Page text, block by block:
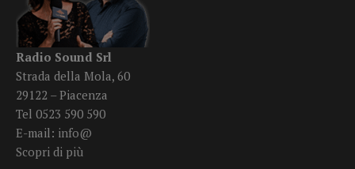
Radio Sound Srl
Strada della Mola, 60
29122 – Piacenza
Tel 0523 590 590
E-mail: info@
Scopri di più